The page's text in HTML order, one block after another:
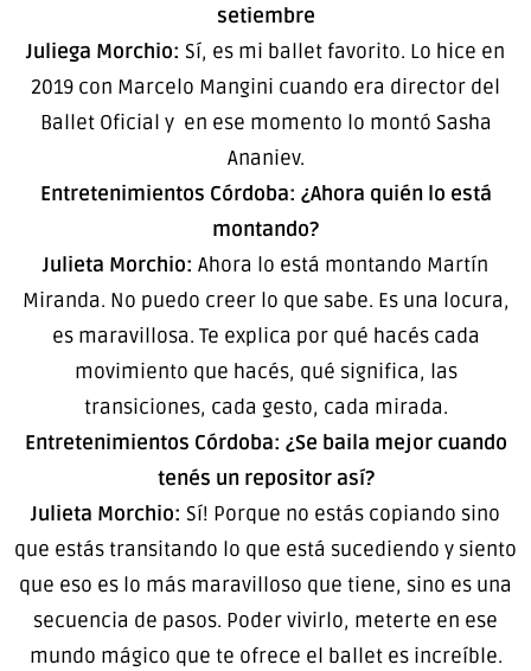
setiembre
Juliega Morchio: Sí, es mi ballet favorito. Lo hice en
2019 con Marcelo Mangini cuando era director del
Ballet Oficial y en ese momento lo montó Sasha
Ananiev.
Entretenimientos Córdoba: ¿Ahora quién lo está
montando?
Julieta Morchio: Ahora lo está montando Martín
Miranda. No puedo creer lo que sabe. Es una locura,
es maravillosa. Te explica por qué hacés cada
movimiento que hacés, qué significa, las
transiciones, cada gesto, cada mirada.
Entretenimientos Córdoba: ¿Se baila mejor cuando
tenés un repositor así?
Julieta Morchio: Sí! Porque no estás copiando sino
que estás transitando lo que está sucediendo y siento
que eso es lo más maravilloso que tiene, sino es una
secuencia de pasos. Poder vivirlo, meterte en ese
mundo mágico que te ofrece el ballet es increíble.